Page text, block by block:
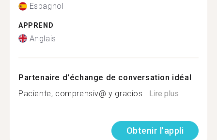
Espagnol
APPREND
Anglais
Partenaire d'échange de conversation idéal
Paciente, comprensiv@ y gracios... Lire plus
Obtenir l'appli